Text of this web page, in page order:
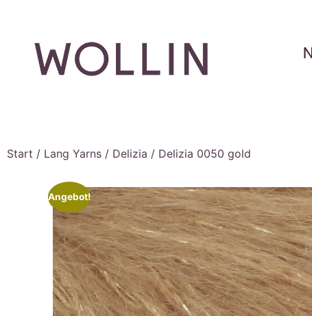
Start / Lang Yarns / Delizia / Delizia 0050 gold
Angebot!